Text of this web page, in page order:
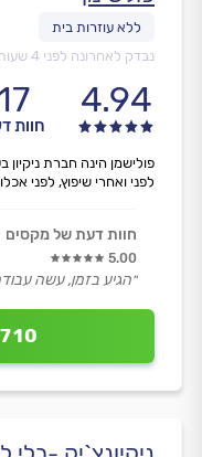
נבדק לאחרונה לפני 4 שעות
4.94
חוות
פולישמן הינה חברת ניקיון
לפני ואחרי שיפוץ, לפני
חוות דעת של מקסים
5.00
״הגיע בזמן, עשה